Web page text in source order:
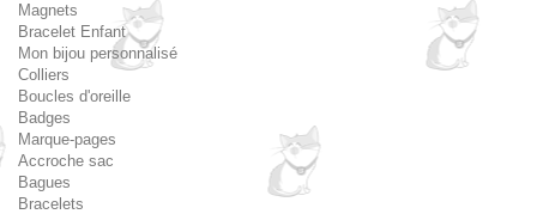
Magnets
Bracelet Enfant
Mon bijou personnalisé
Colliers
Boucles d'oreille
Badges
Marque-pages
Accroche sac
Bagues
Bracelets